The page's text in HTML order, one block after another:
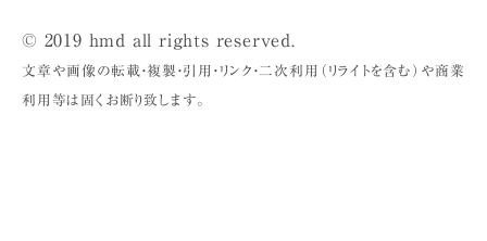
© 2019 hmd all rights reserved.
文章や画像の転載・複製・引用・リンク・二次利用（リライトを含む）や商業
利用等は固くお断り致します。